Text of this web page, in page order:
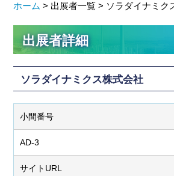
ホーム > 出展者一覧 > ソラダイナミク
出展者詳細
ソラダイナミクス株式会社
小間番号
AD-3
サイトURL